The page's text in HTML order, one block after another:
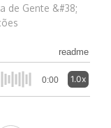
de Gente &#38;
readme
0:00 1.0x